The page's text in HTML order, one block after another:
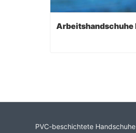
PVC-beschichtete Handschuhe